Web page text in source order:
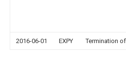
2016-06-01 EXPY Termination